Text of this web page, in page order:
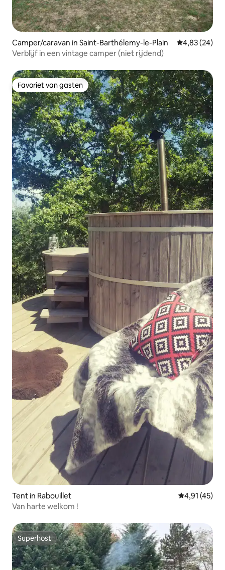
Camper/caravan in Saint-Barthélemy-le-Plain Gemiddelde
4,83 (24)
Verblijf in een vintage camper (niet rijdend)
Favoriet van gasten
Favoriet van gasten
Tent in Rabouillet Gemiddelde
4,91 (45)
Van harte welkom !
Superhost
Superhost